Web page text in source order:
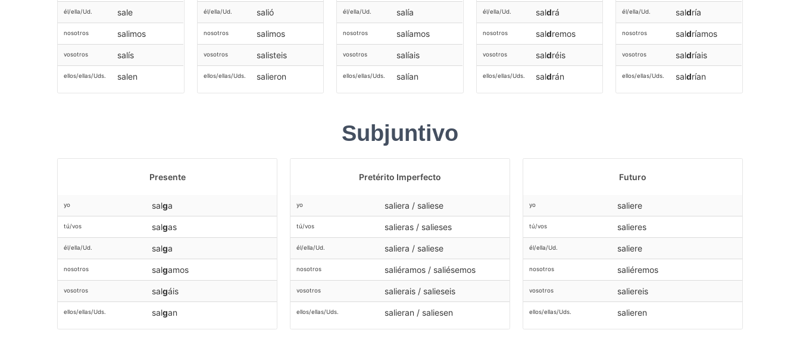
él/ella/Ud. sale
nosotros salimos
vosotros salís
ellos/ellas/Uds. salen
él/ella/Ud. salió
nosotros salimos
vosotros salisteis
ellos/ellas/Uds. salieron
él/ella/Ud. salía
nosotros salíamos
vosotros salíais
ellos/ellas/Uds. salían
él/ella/Ud. saldrá
nosotros saldremos
vosotros saldréis
ellos/ellas/Uds. saldrán
él/ella/Ud. saldría
nosotros saldríamos
vosotros saldríais
ellos/ellas/Uds. saldrían
Subjuntivo
Presente
yo salga
tú/vos salgas
él/ella/Ud. salga
nosotros salgamos
vosotros salgáis
ellos/ellas/Uds. salgan
Pretérito Imperfecto
yo saliera / saliese
tú/vos salieras / salieses
él/ella/Ud. saliera / saliese
nosotros saliéramos / saliésemos
vosotros salierais / salieseis
ellos/ellas/Uds. salieran / saliesen
Futuro
yo saliere
tú/vos salieres
él/ella/Ud. saliere
nosotros saliéremos
vosotros saliereis
ellos/ellas/Uds. salieren